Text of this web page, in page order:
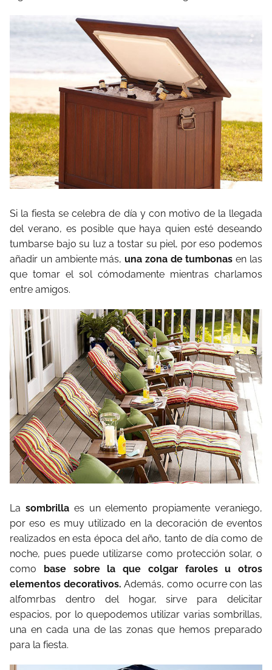
Si la fiesta se celebra de día y con motivo de la llegada
del verano, es posible que haya quien esté deseando
tumbarse bajo su luz a tostar su piel, por eso podemos
añadir un ambiente más,una zona de tumbonas en las
que tomar el sol cómodamente mientras charlamos
entre amigos.
La sombrillaes un elemento propiamente veraniego,
por eso es muy utilizado en la decoración de eventos
realizados en esta época del año, tanto de día como de
noche, pues puede utilizarse como protección solar, o
como
base sobre la que colgar faroles u otros
elementos decorativos.Además, como ocurre con las
alfomrbas dentro del hogar, sirve para delicitar
espacios, por lo quepodemos utilizar varias sombrillas,
una en cada una de las zonas que hemos preparado
para la fiesta.